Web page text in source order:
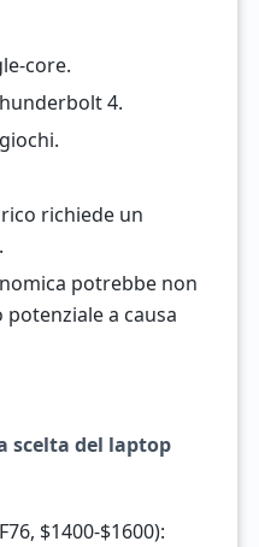
core.
4.
richiede un
potrebbe non
a causa
scelta del laptop
$1400-$1600):